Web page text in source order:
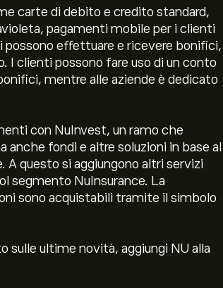
carte di debito e credito standard,
pagamenti mobile per i clienti
effettuare e ricevere bonifici,
I clienti possono fare uso di un conto
mentre alle aziende è dedicato
con NuInvest, un ramo che
fondi e altre soluzioni in base al
A questo si aggiungono altri servizi
segmento NuInsurance. La
sono acquistabili tramite il simbolo
sulle ultime novità, aggiungi NU alla